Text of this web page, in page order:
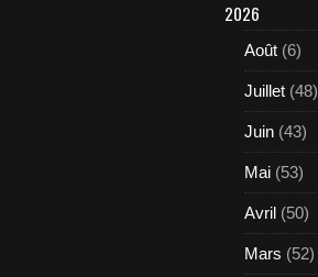
2026
Août (6)
Juillet (48)
Juin (43)
Mai (53)
Avril (50)
Mars (52)